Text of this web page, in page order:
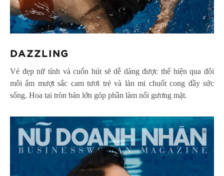
DAZZLING
Vẻ đẹp nữ tính và cuốn hút sẽ dễ dàng được thể hiện qua đôi
môi ẩm mượt sắc cam tươi trẻ và làn mi chuốt cong đầy sức
sống. Hoa tai tròn bản lớn góp phần làm nổi gương mặt.